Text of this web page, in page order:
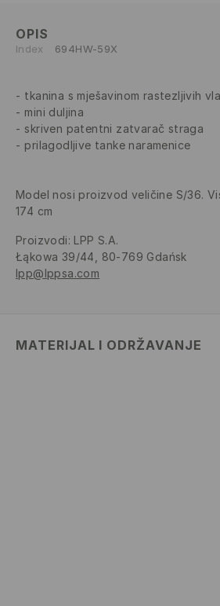
OPIS
Index 694HW-59X
tkanina s mješavinom rastezljivih
mini duljina
skriven patentni zatvarač straga
prilagodljive tanke naramenice
Model nosi proizvod veličine S/36.
174 cm
Proizvodi: LPP S.A.
Łąkowa 39/44, 80-769 Gdańsk
lpp@lppsa.com
MATERIJAL I ODRŽAVANJE